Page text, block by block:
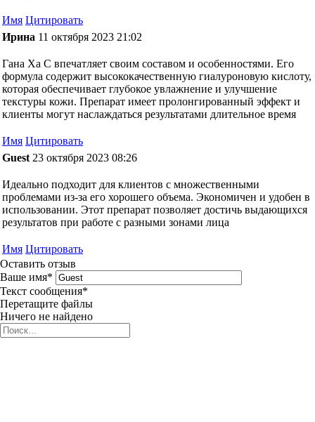
Имя Цитировать
Ирина 11 октября 2023 21:02
Гана Ха С впечатляет своим составом и особенностями. Его
формула содержит высококачественную гиалуроновую кислоту,
которая обеспечивает глубокое увлажнение и улучшение
текстуры кожи. Препарат имеет пролонгированный эффект и
клиенты могут наслаждаться результатами длительное время
Имя Цитировать
Guest 23 октября 2023 08:26
Идеально подходит для клиентов с множественными
проблемами из-за его хорошего объема. Экономичен и удобен в
использовании. Этот препарат позволяет достичь выдающихся
результатов при работе с разными зонами лица
Имя Цитировать
Оставить отзыв
Ваше имя*
Текст сообщения*
Перетащите файлы
Ничего не найдено